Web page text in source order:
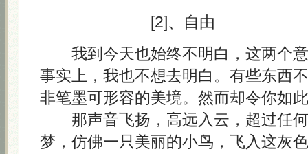
[2]、自由
我到今天也始终不明白，这两个意
事实上，我也不想去明白。有些东西
非笔墨可形容的美境。然而却令你如
那声音飞扬，高远入云，超过任何
梦，仿佛一只美丽的小鸟，飞入这灰